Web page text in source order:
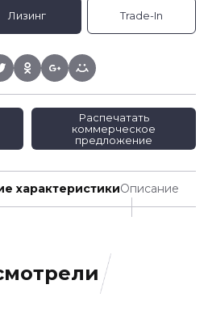
Лизинг Trade-In
Распечатать
коммерческое
предложение
характеристикиОписание